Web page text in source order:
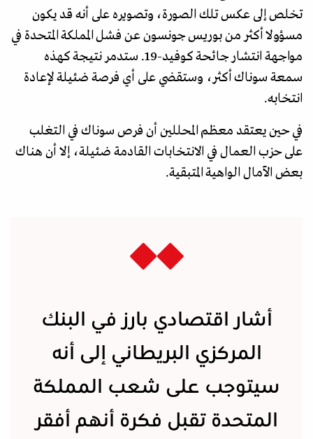
تخلص إلى عكس تلك الصورة، وتصويره على أنه قد يكون
مسؤولا أكثر من بوريس جونسون عن فشل المملكة المتحدة في
مواجهة انتشار جائحة كوفيد-19. ستدمر نتيجة كهذه
سمعة سوناك أكثر، وستقضي على أي فرصة ضئيلة لإعادة
انتخابه.
في حين يعتقد معظم المحللين أن فرص سوناك في التغلب
على حزب العمال في الانتخابات القادمة ضئيلة، إلا أن هناك
بعض الآمال الواهية المتبقية.
أشار اقتصادي بارز في البنك
المركزي البريطاني إلى أنه
سيتوجب على شعب المملكة
المتحدة تقبل فكرة أنهم أفقر